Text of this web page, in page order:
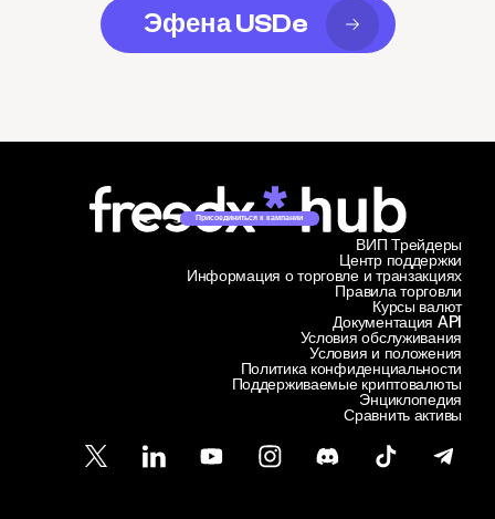
Эфена USDe
Присоединиться к кампании
Центр поддержки
Информация о торговле и транзакциях
ВИП Трейдеры
Правила торговли
Курсы валют
Документация API
Условия обслуживания
Условия и положения
Политика конфиденциальности
Поддерживаемые криптовалюты
Энциклопедия
Сравнить активы